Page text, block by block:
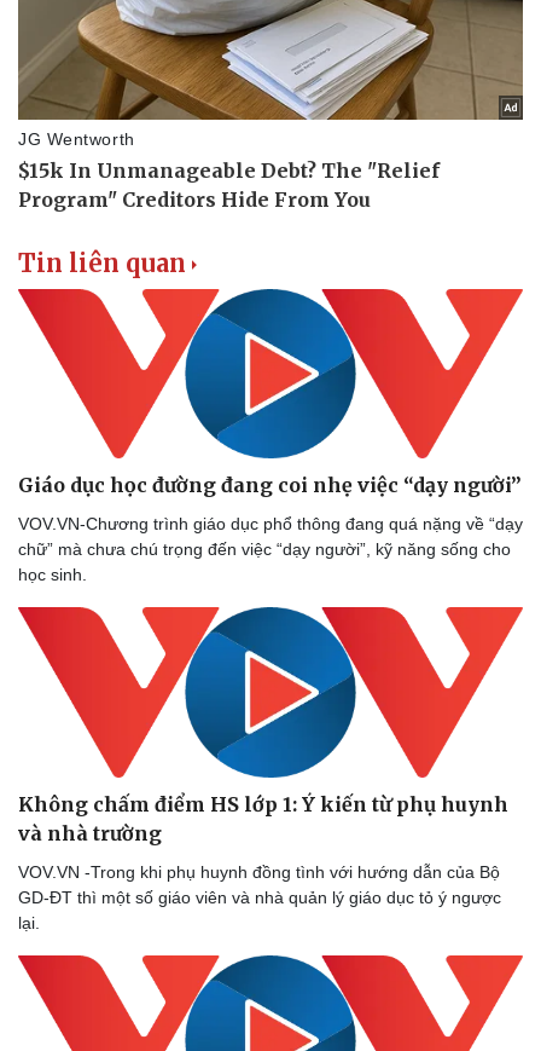
Tin liên quan
Giáo dục học đường đang coi nhẹ việc “dạy người”
VOV.VN-Chương trình giáo dục phổ thông đang quá nặng về “dạy
chữ” mà chưa chú trọng đến việc “dạy người”, kỹ năng sống cho
học sinh.
Không chấm điểm HS lớp 1: Ý kiến từ phụ huynh
và nhà trường
VOV.VN -Trong khi phụ huynh đồng tình với hướng dẫn của Bộ
GD-ĐT thì một số giáo viên và nhà quản lý giáo dục tỏ ý ngược
lại.